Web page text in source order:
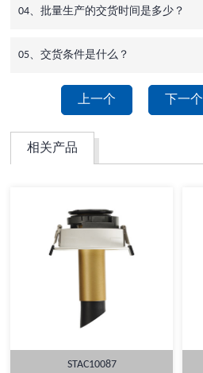
04、批量生产的交货时间是多少？
05、交货条件是什么？
上一个 下一个
相关产品
STAC10087